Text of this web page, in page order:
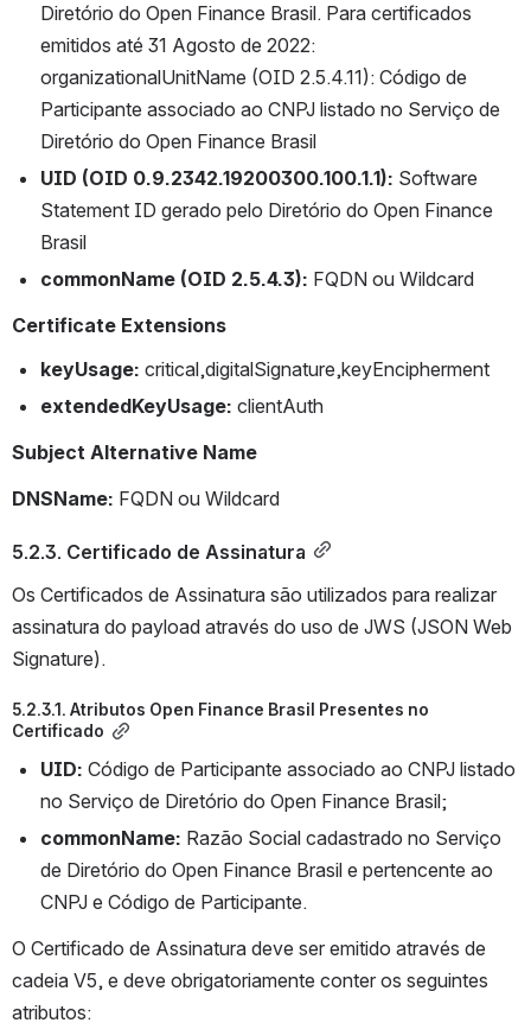
Diretório do Open Finance Brasil. Para certificados
emitidos até 31 Agosto de 2022:
organizationalUnitName (OID 2.5.4.11): Código de
Participante associado ao CNPJ listado no Serviço de
Diretório do Open Finance Brasil
UID (OID 0.9.2342.19200300.100.1.1): Software
Statement ID gerado pelo Diretório do Open Finance
Brasil
commonName (OID 2.5.4.3): FQDN ou Wildcard
Certificate Extensions
keyUsage: critical,digitalSignature,keyEncipherment
extendedKeyUsage: clientAuth
Subject Alternative Name
DNSName: FQDN ou Wildcard
5.2.3. Certificado de Assinatura
Os Certificados de Assinatura são utilizados para realizar
assinatura do payload através do uso de JWS (JSON Web
Signature).
5.2.3.1. Atributos Open Finance Brasil Presentes no
Certificado
UID: Código de Participante associado ao CNPJ listado
no Serviço de Diretório do Open Finance Brasil;
commonName: Razão Social cadastrado no Serviço
de Diretório do Open Finance Brasil e pertencente ao
CNPJ e Código de Participante.
O Certificado de Assinatura deve ser emitido através de
cadeia V5, e deve obrigatoriamente conter os seguintes
atributos: